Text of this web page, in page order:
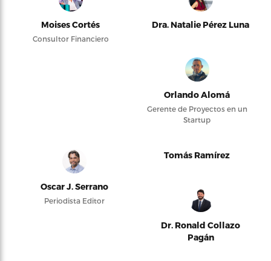
Moises Cortés
Consultor Financiero
Dra. Natalie Pérez Luna
Orlando Alomá
Gerente de Proyectos en un
Startup
Oscar J. Serrano
Periodista Editor
Tomás Ramírez
Dr. Ronald Collazo
Pagán